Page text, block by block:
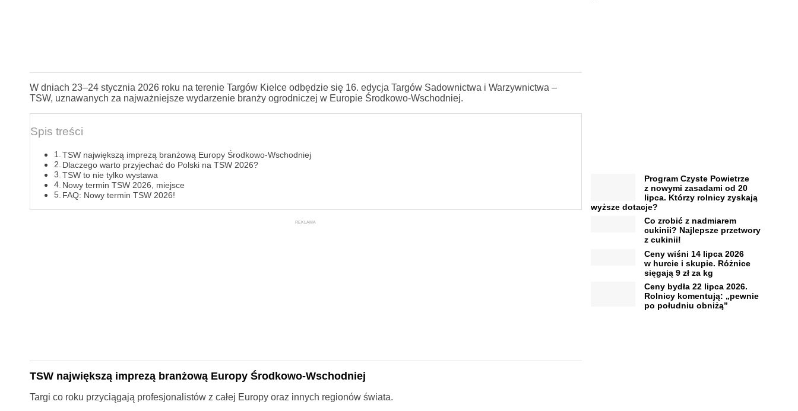
W dniach 23–24 stycznia 2026 roku na terenie Targów Kielce odbędzie się 16. edycja Targów Sadownictwa i Warzywnictwa –
TSW, uznawanych za najważniejsze wydarzenie branży ogrodniczej w Europie Środkowo-Wschodniej.
Spis treści
TSW największą imprezą branżową Europy Środkowo-Wschodniej
Dlaczego warto przyjechać do Polski na TSW 2026?
TSW to nie tylko wystawa
Nowy termin TSW 2026, miejsce
FAQ: Nowy termin TSW 2026!
REKLAMA
TSW największą imprezą branżową Europy Środkowo-Wschodniej
Targi co roku przyciągają profesjonalistów z całej Europy oraz innych regionów świata.
Program Czyste Powietrze
z nowymi zasadami od 20
lipca. Którzy rolnicy zyskają
wyższe dotacje?
Co zrobić z nadmiarem
cukinii? Najlepsze przetwory
z cukinii!
Ceny wiśni 14 lipca 2026
w hurcie i skupie. Różnice
sięgają 9 zł za kg
Ceny bydła 22 lipca 2026.
Rolnicy komentują: „pewnie
po południu obniżą”